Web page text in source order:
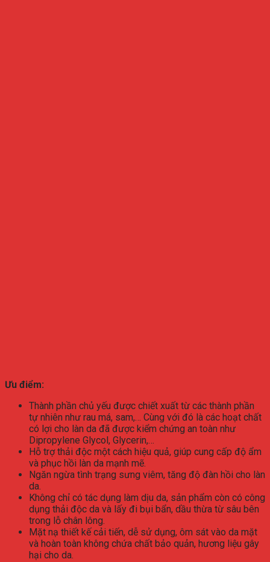
Ưu điểm:
Thành phần chủ yếu được chiết xuất từ các thành phần
tự nhiên như rau má, sam,… Cùng với đó là các hoạt chất
có lợi cho làn da đã được kiểm chứng an toàn như
Dipropylene Glycol, Glycerin,…
Hỗ trợ thải độc một cách hiệu quả, giúp cung cấp độ ẩm
và phục hồi làn da mạnh mẽ.
Ngăn ngừa tình trạng sưng viêm, tăng độ đàn hồi cho làn
da.
Không chỉ có tác dụng làm dịu da, sản phẩm còn có công
dụng thải độc da và lấy đi bụi bẩn, dầu thừa từ sâu bên
trong lỗ chân lông.
Mặt nạ thiết kế cải tiến, dễ sử dụng, ôm sát vào da mặt
và hoàn toàn không chứa chất bảo quản, hương liệu gây
hại cho da.